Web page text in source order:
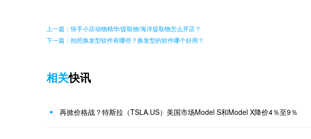
上一篇：快手小店动物精华/提取物/海洋提取物怎么开店？
下一篇：拍照换发型软件有哪些？换发型的软件哪个好用？
相关快讯
再掀价格战？特斯拉（TSLA.US）美国市场Model S和Model X降价4％至9％